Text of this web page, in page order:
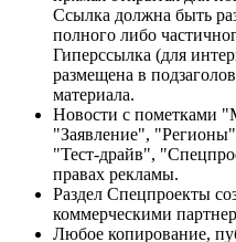
Ссылка должна быть
полного либо
Гиперссылка (для
размещена в
материала.
Новости с пометками
"Заявление",
"Тест-драйв",
правах рекламы.
Раздел Спецпроекты
коммерческими
Любое копирование,